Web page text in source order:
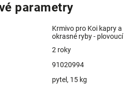
parametry
Krmivo pro Koi kapry a
okrasné ryby - plovoucí
2 roky
91020994
pytel, 15 kg